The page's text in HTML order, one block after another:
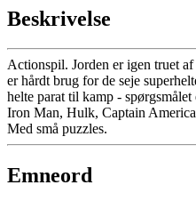
Beskrivelse
Actionspil. Jorden er igen truet
er hårdt brug for de seje
helte parat til kamp -
Iron Man, Hulk, Captain
Med små puzzles.
Emneord